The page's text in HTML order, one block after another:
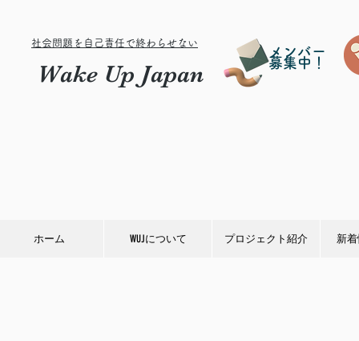
社会問題を自己責任で終わらせない
Wake Up Japan
メンバー
募集中！
ホーム WUJについて プロジェクト紹介 新